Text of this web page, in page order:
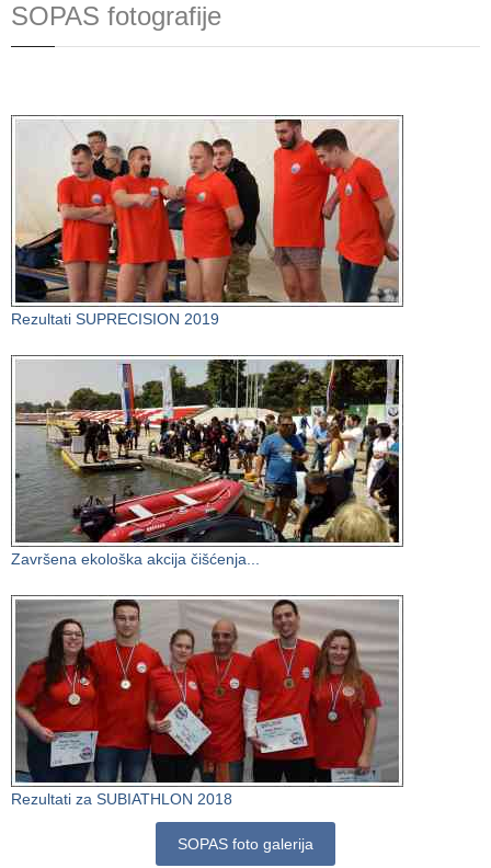
SOPAS fotografije
Rezultati SUPRECISION 2019
Završena ekološka akcija čišćenja...
Rezultati za SUBIATHLON 2018
SOPAS foto galerija